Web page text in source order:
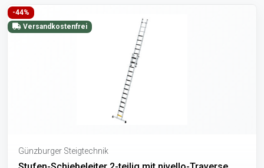
-44%
Versandkostenfrei
Günzburger Steigtechnik